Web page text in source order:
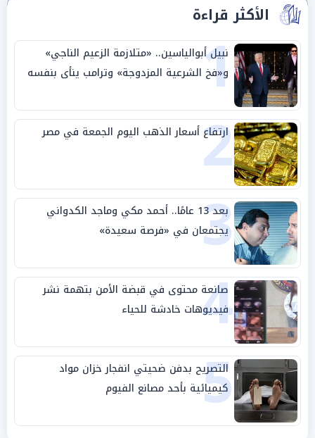
الأكثر قراءة
1
نبيل أبوالياسين.. «متلازمة الزعيم الناجي»
و«فخ الشرعية المزدوجة» وترامب ينأى بنفسه
وحليفه في «ميتم استراتيجي»
2
ارتفاع أسعار الذهب اليوم الجمعة في مصر
3 بعد 13 عامًا.. أحمد مكي وماجد الكدواني
يجتمعان في «فرصة سعيدة»
4
صانعة محتوى في قبضة الأمن بتهمة نشر
فيديوهات خادشة للحياء
5
التصريح بدفن ضحيتي انفجار خزان مواد
كيميائية بأحد مصانع الفيوم